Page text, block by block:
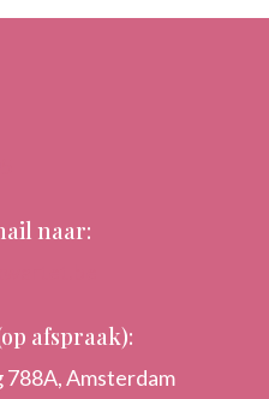
naar:
afspraak):
788A, Amsterdam